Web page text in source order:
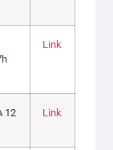
Link
12
Link